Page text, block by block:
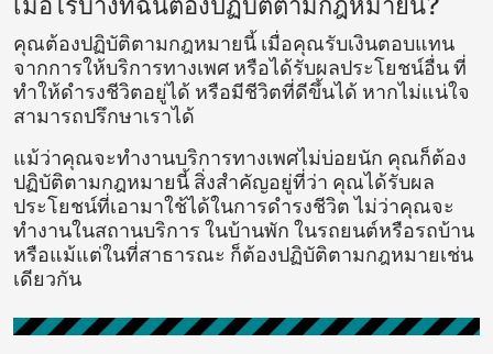
คุณต้องปฏิบัติตามกฎหมายนี้ เมื่อคุณรับเงินตอบแทน
จากการให้บริการทางเพศ หรือได้รับผลประโยชน์อื่น ที่
ทำให้ดำรงชีวิตอยู่ได้ หรือมีชีวิตที่ดีขึ้นได้ หากไม่แน่ใจ
สามารถปรึกษาเราได้
แม้ว่าคุณจะทำงานบริการทางเพศไม่บ่อยนัก คุณก็ต้อง
ปฏิบัติตามกฎหมายนี้ สิ่งสำคัญอยู่ที่ว่า คุณได้รับผล
ประโยชน์ที่เอามาใช้ได้ในการดำรงชีวิต ไม่ว่าคุณจะ
ทำงานในสถานบริการ ในบ้านพัก ในรถยนต์หรือรถบ้าน
หรือแม้แต่ในที่สาธารณะ ก็ต้องปฏิบัติตามกฎหมายเช่น
เดียวกัน